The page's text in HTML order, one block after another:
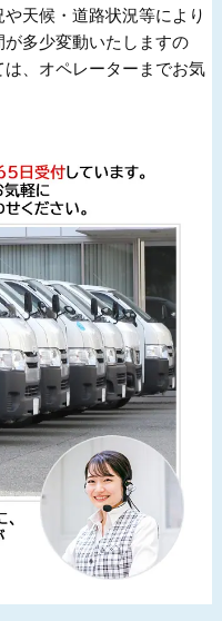
天候・道路状況等により
多少変動いたしますの
、オペレーターまでお気